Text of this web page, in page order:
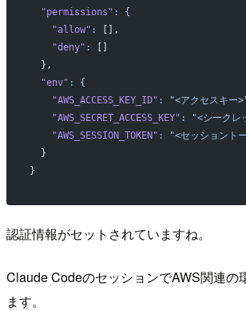
  "permissions"
:
{
    "allow"
:
[],
    "deny"
:
  },
  "env"
:
{
    "AWS_ACCESS_KEY_ID"
:
"<アクセスキー
    "AWS_SECRET_ACCESS_KEY"
:
"<シークレ
    "AWS_SESSION_TOKEN"
:
"<セッショント
  }
}
認証情報がセットされていますね。
Claude CodeのセッションでAWS関連の
ます。